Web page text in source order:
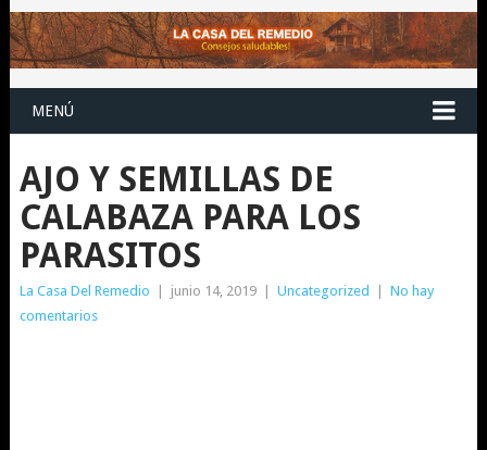
MENÚ
AJO Y SEMILLAS DE
CALABAZA PARA LOS
PARASITOS
La Casa Del Remedio junio 14, 2019 Uncategorized
No hay
comentarios